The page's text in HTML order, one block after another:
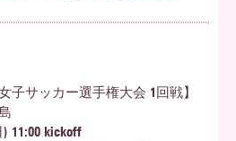
子サッカー選手権大会 1回戦】
11:00 kickoff